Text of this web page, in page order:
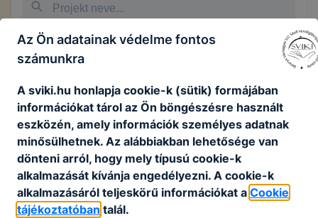
Széchenyi 2020 projektek
Nincs találat
Az Ön adatainak védelme fontos
számunkra
A sviki.hu honlapja cookie-k (sütik) formájában
információkat tárol az Ön böngészésre használt
eszközén, amely információk személyes adatnak
minősülhetnek. Az alábbiakban lehetősége van
dönteni arról, hogy mely típusú cookie-k
alkalmazását kívánja engedélyezni. A cookie-k
alkalmazásáról teljeskörű információkat a Cookie
tájékoztatóban talál.